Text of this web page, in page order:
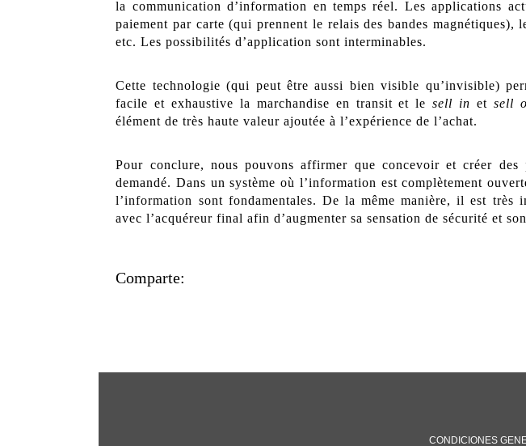
la communication d’information en temps réel. Les applications
paiement par carte (qui prennent le relais des bandes magnétiques),
etc. Les possibilités d’application sont interminables.
Cette technologie (qui peut être aussi bien visible qu’invisible)
facile et exhaustive la marchandise en transit et lesell in et sell
élément de très haute valeur ajoutée à l’expérience de l’achat.
Pour conclure, nous pouvons affirmer que concevoir et créer
demandé. Dans un système où l’information est complètement
l’information sont fondamentales. De la même manière, il est très
avec l’acquéreur final afin d’augmenter sa sensation de sécurité et
Comparte:
CONDICIONES